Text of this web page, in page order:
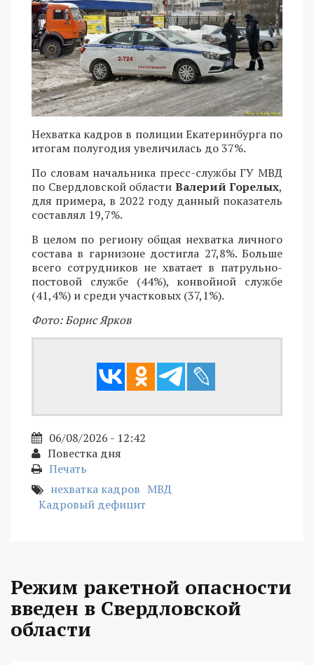
Нехватка кадров в полиции Екатеринбурга по
итогам полугодия увеличилась до 37%.
По словам начальника пресс-службы ГУ МВД
по Свердловской области Валерий Горелых,
для примера, в 2022 году данный показатель
составлял 19,7%.
В целом по региону общая нехватка личного
состава в гарнизоне достигла 27,8%. Больше
всего сотрудников не хватает в патрульно-
постовой службе (44%), конвойной службе
(41,4%) и среди участковых (37,1%).
Фото: Борис Ярков
06/08/2026 - 12:42
Повестка дня
Печать
нехватка кадров МВД
Кадровый дефицит
Режим ракетной опасности
введен в Свердловской
области